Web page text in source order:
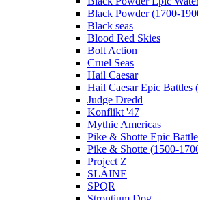
Black Powder (1700-
Black seas
Blood Red Skies
Bolt Action
Cruel Seas
Hail Caesar
Hail Caesar Epic Battles
Judge Dredd
Konflikt '47
Mythic Americas
Pike & Shotte Epic
Pike & Shotte (1500-
Project Z
SLÁINE
SPQR